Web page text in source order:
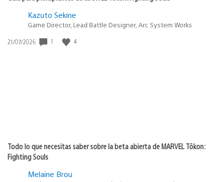
Kazuto Sekine
Game Director, Lead Battle Designer, Arc System Works
Fecha
21/07/2026 1 4
Todo lo que necesitas saber sobre la beta abierta de MARVEL Tōkon:
Fighting Souls
Melaine Brou